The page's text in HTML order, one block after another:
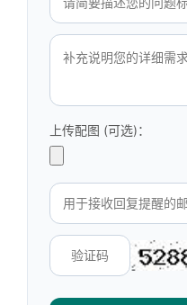
上传配图 (可选)：